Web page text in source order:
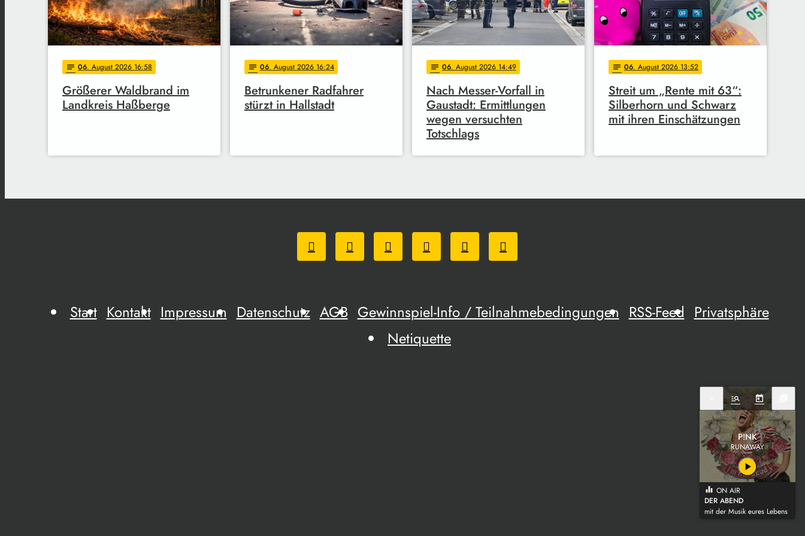
notes 06. August 2026 16:58
Größerer Waldbrand im
Landkreis Haßberge
notes 06. August 2026 16:24
Betrunkener Radfahrer
stürzt in Hallstadt
notes 06. August 2026 14:49
Nach Messer-Vorfall in
Gaustadt: Ermittlungen
wegen versuchten
Totschlags
notes 06. August 2026 13:52
Streit um „Rente mit 63“:
Silberhorn und Schwarz
mit ihren Einschätzungen
Start Kontakt Impressum Datenschutz AGB Gewinnspiel-Info / Teilnahmebedingungen RSS-Feed Privatsphäre
Netiquette
manage_search today
P!NK
RUNAWAY
play_arrow
equalizer ON AIR
DER ABEND
mit der Musik eures Lebens